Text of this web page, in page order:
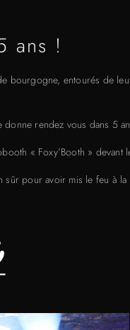
ans !
bourgogne, entourés de
rendez vous dans 5
« Foxy’Booth »
pour avoir mis le feu à